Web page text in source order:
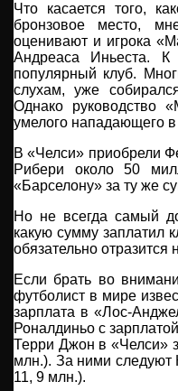
Что касается того,
бронзовое место,
оценивают и игрока
Андреаса Иньеста.
популярный клуб.
слухам, уже
Однако руководство
умелого нападающего
В «Челси» приобрели
Рибери около 50
«Барселону» за ту же
Но не всегда самый
какую сумму заплатил
обязательно отразится
Если брать во
футболист в мире
зарплата в «Лос-
Роналдиньо с
Терри Джон в «Челси»
млн.). За ними следуют
11, 9 млн.).